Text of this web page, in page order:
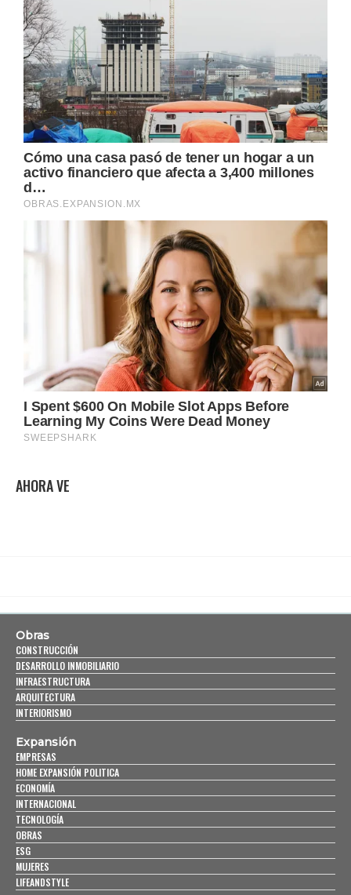
AHORA VE
Obras
CONSTRUCCIÓN
DESARROLLO INMOBILIARIO
INFRAESTRUCTURA
ARQUITECTURA
INTERIORISMO
Expansión
EMPRESAS
HOME EXPANSIÓN POLITICA
ECONOMÍA
INTERNACIONAL
TECNOLOGÍA
OBRAS
ESG
MUJERES
LIFEANDSTYLE